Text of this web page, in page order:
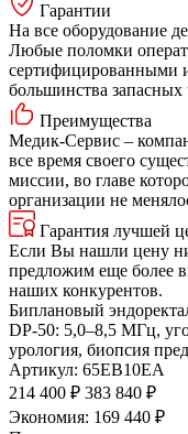
Гарантии
На все оборудование
Любые поломки
сертифицированными
большинства запасных
Преимущества
Медик-Сервис –
все время своего
миссии, во главе
организации не
Гарантия лучшей
Если Вы нашли цену
предложим еще более
наших конкурентов.
Биплановый
DP-50: 5,0–8,5 МГц,
урология, биопсия
Артикул: 65EB10EA
214 400 ₽ 383 840 ₽
Экономия: 169 440 ₽